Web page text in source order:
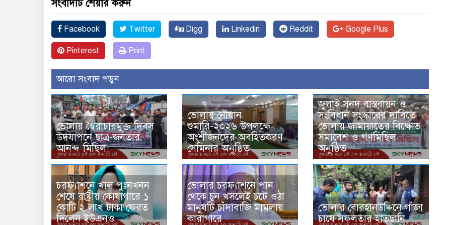
সংবাদটি শেয়ার করুন
Facebook Twitter Digg Linkedin Reddit Google Plus
Pinterest Print
আরো সংবাদ পড়ুন
ভোলায় স্বৈরাচারমুক্ত দিবস
উদযাপনে ছাত্র-জনতার
আনন্দ মিছিল
ভোলায় নৌযান
শুমারি-২০২৬ উপলক্ষে
অংশীজনদের অবহিতকরণ
সেমিনার অনুষ্ঠিত
জুলাই সনদ বাস্তবায়ন ও
সংবিধান সংস্কারের দাবিতে
ভোলায় জামায়াতের বিক্ষোভ
সমাবেশ ও গণমিছিল
অনুষ্ঠিত
চরফ্যাশনে খাল পুঃনখনন
শেষে রাষ্ট্রীয় কোষাগারে ১
কোটি ২ লাখ টাকা ফেরত
দিলেন ইউএনও
ভোলার চরফ্যাশনে পান
থেকে চুন খসলেই চটে ওঠা
মানুষটি চাঁদাবাজি মামলায়
কারাগারে
ভোলার বোরহানউদ্দিনে গাঁজা
চাষে সফলতার হাতছানি